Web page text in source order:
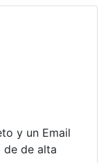
y un Email
de de alta